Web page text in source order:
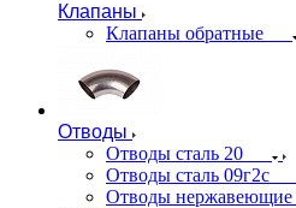
Клапаны
Клапаны обратные
Отводы
Отводы сталь 20
Отводы сталь 09г2с
Отводы нержавеющие